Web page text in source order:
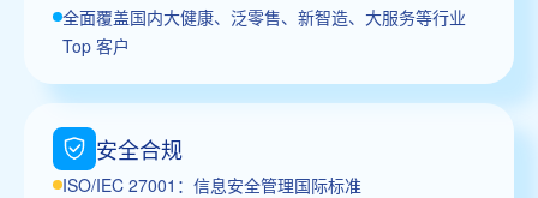
全面覆盖国内大健康、泛零售、新智造、大服务等行业
Top 客户
安全合规
ISO/IEC 27001：信息安全管理国际标准